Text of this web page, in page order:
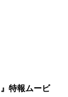
特報ムービ